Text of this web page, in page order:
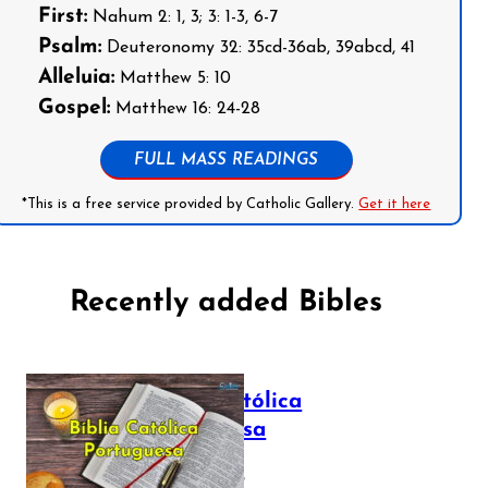
First:Nahum 2: 1, 3; 3: 1-3, 6-7
Psalm:Deuteronomy 32: 35cd-36ab, 39abcd, 41
Alleluia:Matthew 5: 10
Gospel:Matthew 16: 24-28
FULL MASS READINGS
*This is a free service provided by Catholic Gallery.Get it here
Recently added Bibles
Bíblia Católica
Portuguesa
July 16, 2025